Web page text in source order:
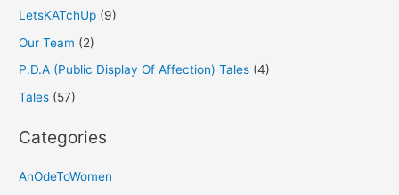
LetsKATchUp (9)
Our Team (2)
P.D.A (Public Display Of Affection) Tales (4)
Tales (57)
Categories
AnOdeToWomen